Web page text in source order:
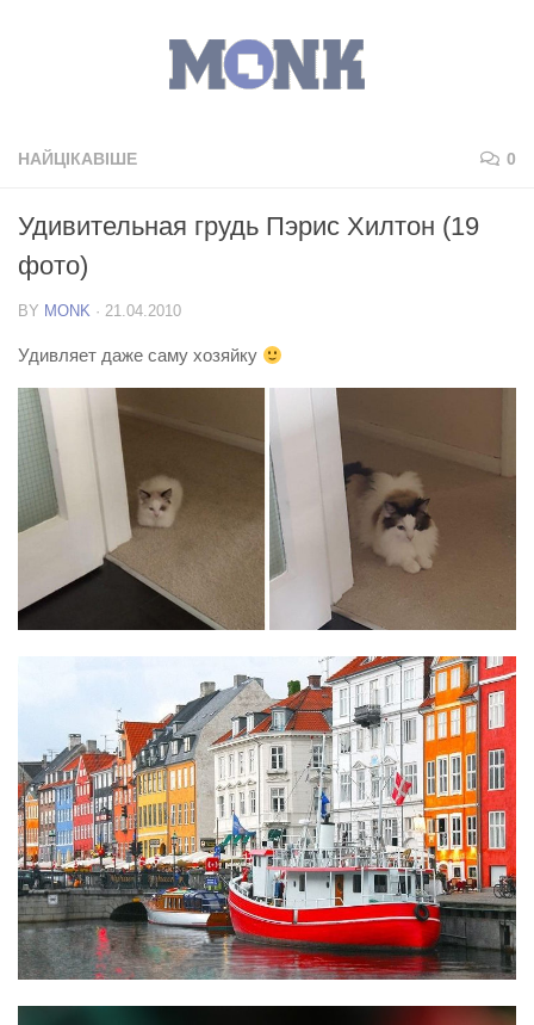
НАЙЦІКАВІШЕ 0
Удивительная грудь Пэрис Хилтон (19
фото)
BY MONK · 21.04.2010
Удивляет даже саму хозяйку